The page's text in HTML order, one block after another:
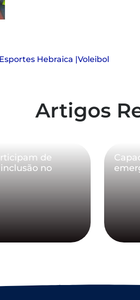
Hebraica |Voleibol
Artigos
de
no